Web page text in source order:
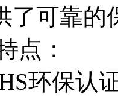
了可靠的
点：
环保认